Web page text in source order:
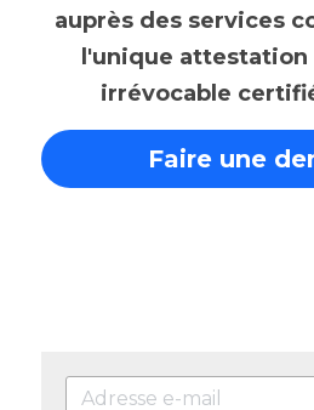
auprès des services
l'unique
irrévocable
Faire une